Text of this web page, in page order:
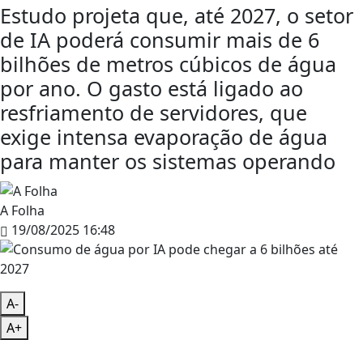
Estudo projeta que, até 2027, o setor
de IA poderá consumir mais de 6
bilhões de metros cúbicos de água
por ano. O gasto está ligado ao
resfriamento de servidores, que
exige intensa evaporação de água
para manter os sistemas operando
A Folha
19/08/2025 16:48
A-
A+